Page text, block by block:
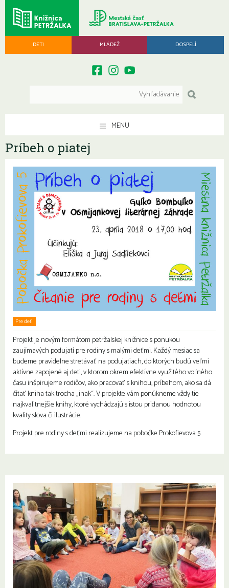
DETI MLÁDEŽ DOSPELÍ
MENU
Príbeh o piatej
Pre deti
Projekt je novým formátom petržalskej knižnice s ponukou
zaujímavých podujatí pre rodiny s malými deťmi. Každý mesiac sa
budeme pravidelne stretávať na podujatiach, do ktorých budú veľmi
aktívne zapojené aj deti, v ktorom okrem efektívne využitého voľného
času inšpirujeme rodičov, ako pracovať s knihou, príbehom, ako sa dá
čítať kniha tak trocha „inak“. V projekte vám ponúkneme vždy tie
najkvalitnejšie knihy, ktoré vychádzajú s istou pridanou hodnotou
kvality slova či ilustrácie.
Projekt pre rodiny s deťmi realizujeme na pobočke Prokofievova 5.